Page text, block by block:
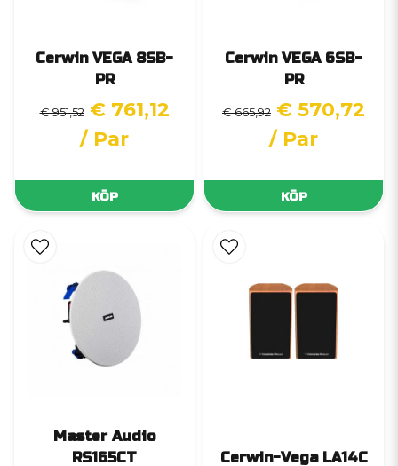
Cerwin VEGA 8SB-
PR
€ 951,52 € 761,12
/ Par
KÖP
Cerwin VEGA 6SB-
PR
€ 665,92 € 570,72
/ Par
KÖP
Master Audio
RS165CT
Cerwin-Vega LA14C